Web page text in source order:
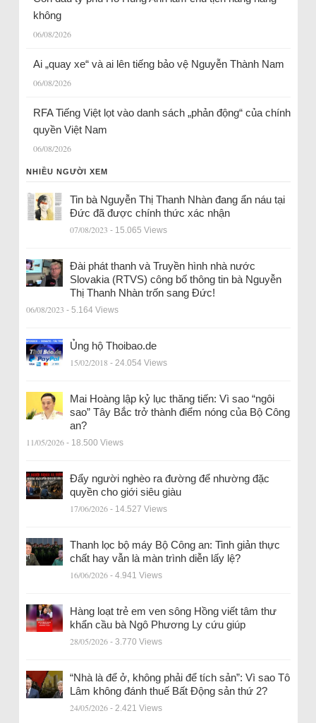
không
06/08/2026
Ai „quay xe“ và ai lên tiếng bảo vệ Nguyễn Thành Nam
06/08/2026
RFA Tiếng Việt lọt vào danh sách „phản động“ của chính
quyền Việt Nam
06/08/2026
NHIỀU NGƯỜI XEM
Tin bà Nguyễn Thị Thanh Nhàn đang ẩn náu tại
Đức đã được chính thức xác nhận
07/08/2023 - 15.065 Views
Đài phát thanh và Truyền hình nhà nước
Slovakia (RTVS) công bố thông tin bà Nguyễn
Thị Thanh Nhàn trốn sang Đức!
06/08/2023 - 5.164 Views
Ủng hộ Thoibao.de
15/02/2018 - 24.054 Views
Mai Hoàng lập kỷ lục thăng tiến: Vì sao “ngôi
sao” Tây Bắc trở thành điểm nóng của Bộ Công
an?
11/05/2026 - 18.500 Views
Đẩy người nghèo ra đường để nhường đặc
quyền cho giới siêu giàu
17/06/2026 - 14.527 Views
Thanh lọc bộ máy Bộ Công an: Tinh giản thực
chất hay vẫn là màn trình diễn lấy lệ?
16/06/2026 - 4.941 Views
Hàng loạt trẻ em ven sông Hồng viết tâm thư
khẩn cầu bà Ngô Phương Ly cứu giúp
28/05/2026 - 3.770 Views
“Nhà là để ở, không phải để tích sản”: Vì sao Tô
Lâm không đánh thuế Bất Động sản thứ 2?
24/05/2026 - 2.421 Views